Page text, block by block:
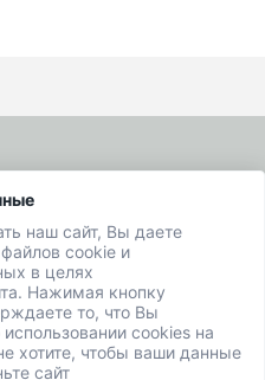
наш сайт, Вы даете
cookie и
в целях
Нажимая кнопку
то, что Вы
использовании cookies на
хотите, чтобы ваши данные
сайт